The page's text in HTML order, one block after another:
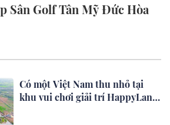
Sân Golf Tân Mỹ Đức Hòa
Có một Việt Nam thu nhỏ tại
khu vui chơi giải trí HappyLand